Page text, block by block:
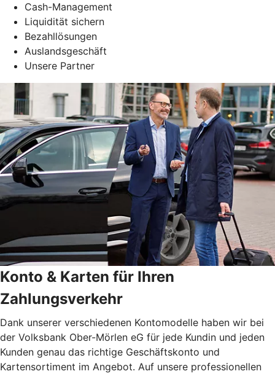
Cash-Management
Liquidität sichern
Bezahllösungen
Auslandsgeschäft
Unsere Partner
Konto & Karten für Ihren
Zahlungsverkehr
Dank unserer verschiedenen Kontomodelle haben wir bei
der Volksbank Ober-Mörlen eG für jede Kundin und jeden
Kunden genau das richtige Geschäftskonto und
Kartensortiment im Angebot. Auf unsere professionellen